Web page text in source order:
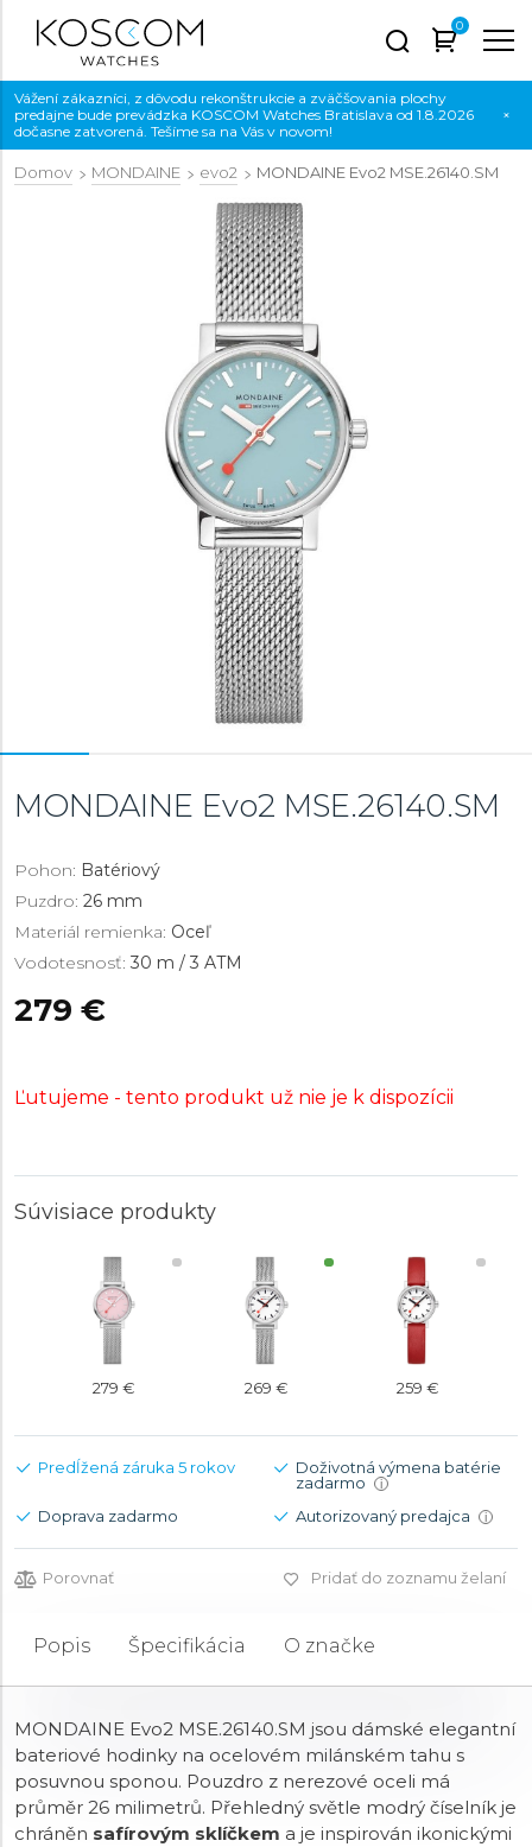
0
Vážení zákazníci, z dôvodu rekonštrukcie a zväčšovania plochy
predajne bude prevádzka KOSCOM Watches Bratislava od 1.8.2026
dočasne zatvorená. Tešíme sa na Vás v novom!
×
Domov MONDAINE evo2 MONDAINE Evo2 MSE.26140.SM
MONDAINE Evo2 MSE.26140.SM
Pohon: Batériový
Puzdro: 26 mm
Materiál remienka: Oceľ
Vodotesnosť: 30 m / 3 ATM
279 €
Ľutujeme - tento produkt už nie je k dispozícii
Súvisiace produkty
279 € 269 € 259 €
Predĺžená záruka 5 rokov
Doživotná výmena batérie
zadarmo
i
Doprava zadarmo Autorizovaný predajca i
Porovnať Pridať do zoznamu želaní
Popis Špecifikácia O značke
MONDAINE Evo2 MSE.26140.SM jsou dámské elegantní
bateriové hodinky na ocelovém milánském tahu s
posuvnou sponou. Pouzdro z nerezové oceli má
průměr 26 milimetrů. Přehledný světle modrý číselník je
chráněn safírovým sklíčkem a je inspirován ikonickými